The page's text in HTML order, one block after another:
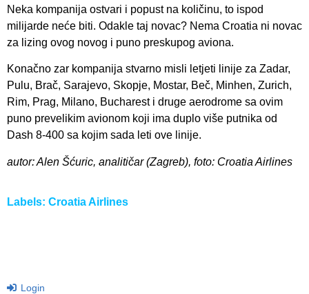
Neka kompanija ostvari i popust na količinu, to ispod
milijarde neće biti. Odakle taj novac? Nema Croatia ni novac
za lizing ovog novog i puno preskupog aviona.
Konačno zar kompanija stvarno misli letjeti linije za Zadar,
Pulu, Brač, Sarajevo, Skopje, Mostar, Beč, Minhen, Zurich,
Rim, Prag, Milano, Bucharest i druge aerodrome sa ovim
puno prevelikim avionom koji ima duplo više putnika od
Dash 8-400 sa kojim sada leti ove linije.
autor: Alen Šćuric, analitičar (Zagreb), foto: Croatia Airlines
Labels: Croatia Airlines
Login